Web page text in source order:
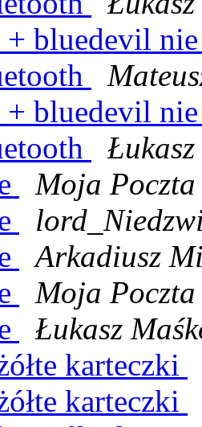
bluedevil nie
bluedevil nie
Moja Poczta
Arkadiusz
Moja Poczta
Łukasz
karteczki
karteczki